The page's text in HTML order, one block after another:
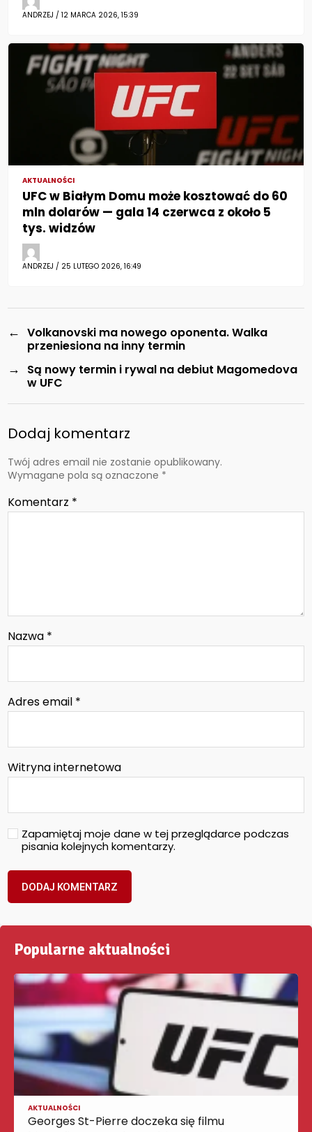
ANDRZEJ / 12 MARCA 2026, 15:39
AKTUALNOŚCI
UFC w Białym Domu może kosztować do 60
mln dolarów — gala 14 czerwca z około 5
tys. widzów
ANDRZEJ / 25 LUTEGO 2026, 16:49
← Volkanovski ma nowego oponenta. Walka
przeniesiona na inny termin
→
Są nowy termin i rywal na debiut Magomedova
w UFC
Dodaj komentarz
Twój adres email nie zostanie opublikowany.
Wymagane pola są oznaczone *
Komentarz *
Nazwa *
Adres email *
Witryna internetowa
Zapamiętaj moje dane w tej przeglądarce podczas
pisania kolejnych komentarzy.
Popularne aktualności
AKTUALNOŚCI
Georges St-Pierre doczeka się filmu